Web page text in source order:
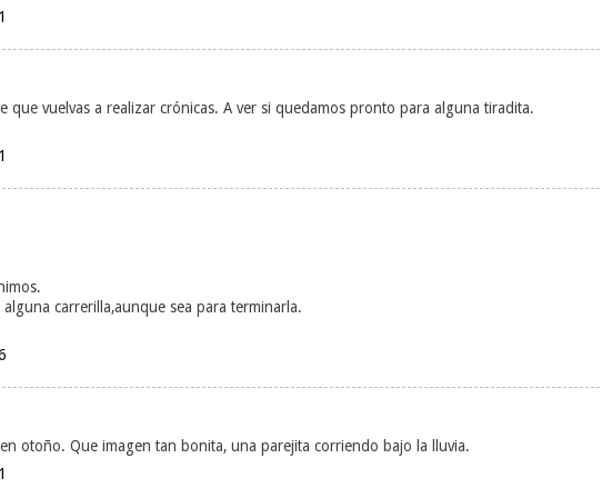
que vuelvas a realizar crónicas. A ver si quedamos pronto para alguna tiradita.
carrerilla,aunque sea para terminarla.
otoño. Que imagen tan bonita, una parejita corriendo bajo la lluvia.